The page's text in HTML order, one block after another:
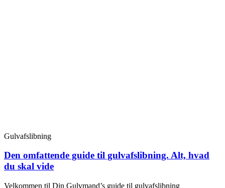
Gulvafslibning
Den omfattende guide til gulvafslibning. Alt, hvad
du skal vide
Velkommen til Din Gulvmand’s guide til gulvafslibning